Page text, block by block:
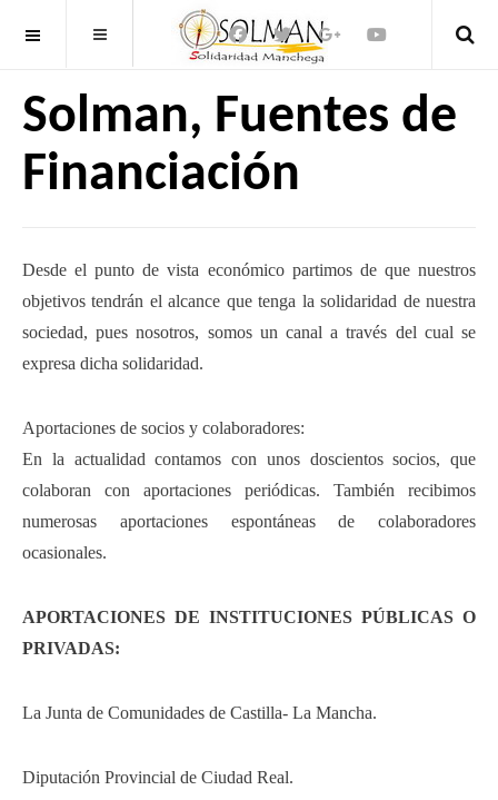
OFF CANVAS
Solman, Fuentes de
Financiación
Desde el punto de vista económico partimos de que nuestros
objetivos tendrán el alcance que tenga la solidaridad de nuestra
sociedad, pues nosotros, somos un canal a través del cual se
expresa dicha solidaridad.
Aportaciones de socios y colaboradores:
En la actualidad contamos con unos doscientos socios, que
colaboran con aportaciones periódicas. También recibimos
numerosas aportaciones espontáneas de colaboradores
ocasionales.
APORTACIONES DE INSTITUCIONES PÚBLICAS O
PRIVADAS:
La Junta de Comunidades de Castilla- La Mancha.
Diputación Provincial de Ciudad Real.